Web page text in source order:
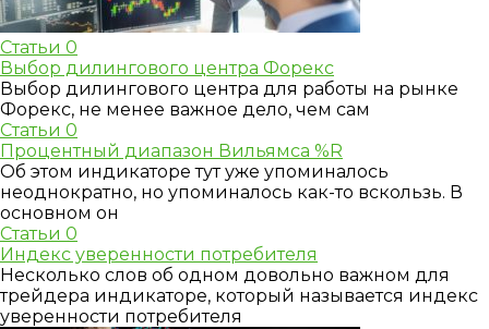
Статьи 0
Выбор дилингового центра Форекс
Выбор дилингового центра для работы на рынке
Форекс, не менее важное дело, чем сам
Статьи 0
Процентный диапазон Вильямса %R
Об этом индикаторе тут уже упоминалось
неоднократно, но упоминалось как-то вскользь. В
основном он
Статьи 0
Индекс уверенности потребителя
Несколько слов об одном довольно важном для
трейдера индикаторе, который называется индекс
уверенности потребителя